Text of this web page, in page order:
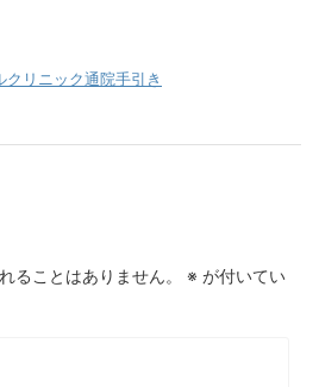
クリニック通院手引き
ることはありません。 ※ が付いてい